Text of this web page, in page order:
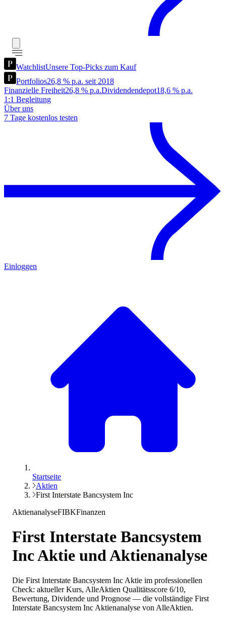
WatchlistUnsere Top-Picks zum Kauf
Portfolios26,8 % p.a. seit 2018
Finanzielle Freiheit26,8 % p.a.Dividendendepot18,6 % p.a.
1:1 Begleitung
Über uns
7 Tage kostenlos testen
Einloggen
Startseite
Aktien
First Interstate Bancsystem Inc
AktienanalyseFIBKFinanzen
First Interstate Bancsystem
IncAktie und Aktienanalyse
Die First Interstate Bancsystem Inc Aktie im professionellen
Check: aktueller Kurs, AlleAktien Qualitätsscore 6/10,
Bewertung, Dividende und Prognose — die vollständige First
Interstate Bancsystem Inc Aktienanalyse von AlleAktien.